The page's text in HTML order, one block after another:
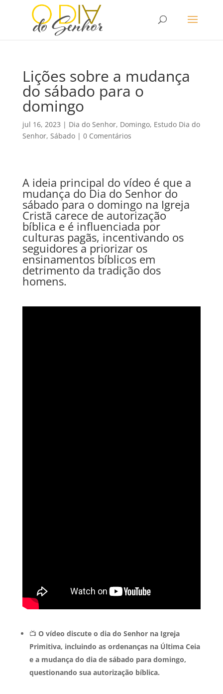
Lições sobre a mudança
do sábado para o
domingo
jul 16, 2023 | Dia do Senhor, Domingo, Estudo Dia do
Senhor, Sábado| 0 Comentários
A ideia principal do vídeo é que a
mudança do Dia do Senhor do
sábado para o domingo na Igreja
Cristã carece de autorização
bíblica e é influenciada por
culturas pagãs, incentivando os
seguidores a priorizar os
ensinamentos bíblicos em
detrimento da tradição dos
homens.
📺 O vídeo discute o dia do Senhor na Igreja
Primitiva, incluindo as ordenanças na Última Ceia
e a mudança do dia de sábado para domingo,
questionando sua autorização bíblica.